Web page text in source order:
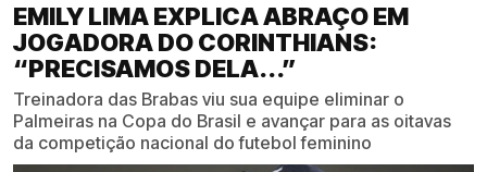
EMILY LIMA EXPLICA ABRAÇO EM
JOGADORA DO CORINTHIANS:
“PRECISAMOS DELA...”
Treinadora das Brabas viu sua equipe eliminar o
Palmeiras na Copa do Brasil e avançar para as oitavas
da competição nacional do futebol feminino